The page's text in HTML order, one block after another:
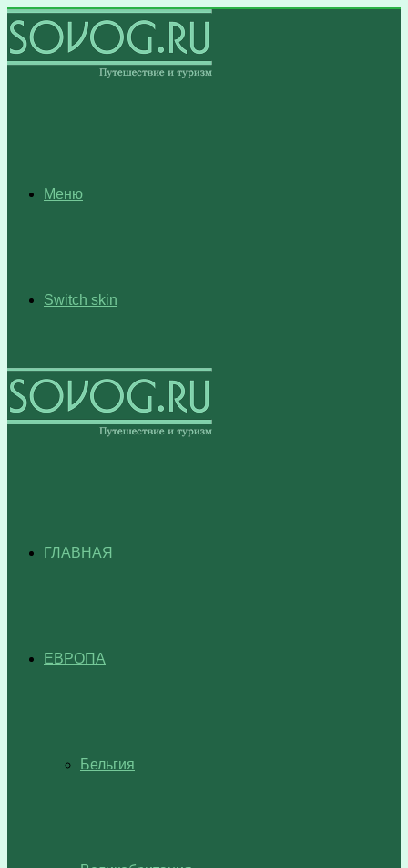
Меню
Switch skin
ГЛАВНАЯ
ЕВРОПА
Бельгия